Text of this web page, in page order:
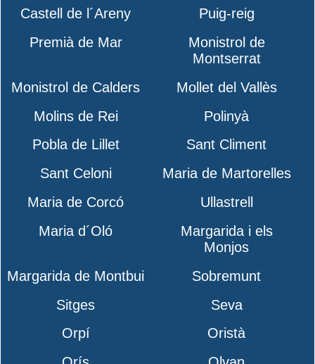
Castell de l´Areny
Puig-reig
Premià de Mar
Monistrol de
Montserrat
Monistrol de Calders
Mollet del Vallès
Molins de Rei
Polinyà
Pobla de Lillet
Sant Climent
Sant Celoni
Maria de Martorelles
Maria de Corcó
Ullastrell
Maria d´Oló
Margarida i els
Monjos
Margarida de Montbui
Sobremunt
Sitges
Seva
Orpí
Oristà